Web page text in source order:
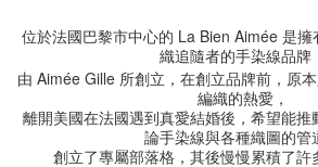
位於法國巴黎市中心的 La Bien Aimée 是擁
織追隨者的手染線品牌
由 Aimée Gille 所創立，在創立品牌前，原
編織的熱愛，
離開美國在法國遇到真愛結婚後，希望能推
論手染線與各種織圖的管
創立了專屬部落格，其後慢慢累積了許